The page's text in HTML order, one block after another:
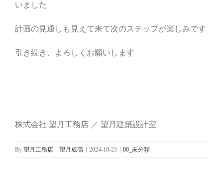
いました
計画の見通しも見えて来て次のステップが楽しみです
引き続き、よろしくお願いします
株式会社 望月工務店 ／ 望月建築設計室
By 望月工務店 望月成高 2024-10-23 00_未分類